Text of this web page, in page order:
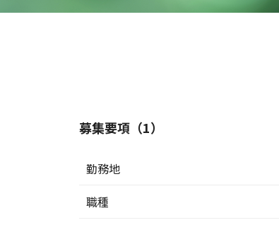
募集要項（1）
勤務地
職種